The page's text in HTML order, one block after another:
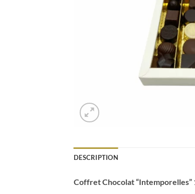
DESCRIPTION
Coffret Chocolat “Intemporelles”